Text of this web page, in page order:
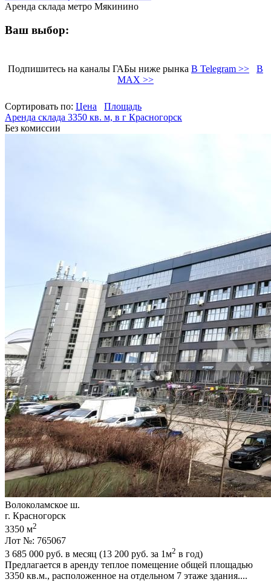
Аренда склада метро Мякинино
Ваш выбор:
Подпишитесь на каналы ГАБы ниже рынка В Telegram >>
В
MAX >>
Сортировать по: Цена
Площадь
Аренда склада 3350 кв. м, в г Красногорск
Без комиссии
Волоколамское ш.
г. Красногорск
3350 м2
Лот №: 765067
3 685 000 руб. в месяц (13 200 руб. за 1м2 в год)
Предлагается в аренду теплое помещение общей площадью
3350 кв.м.,­ расположенное на отдельном 7 этаже здания....